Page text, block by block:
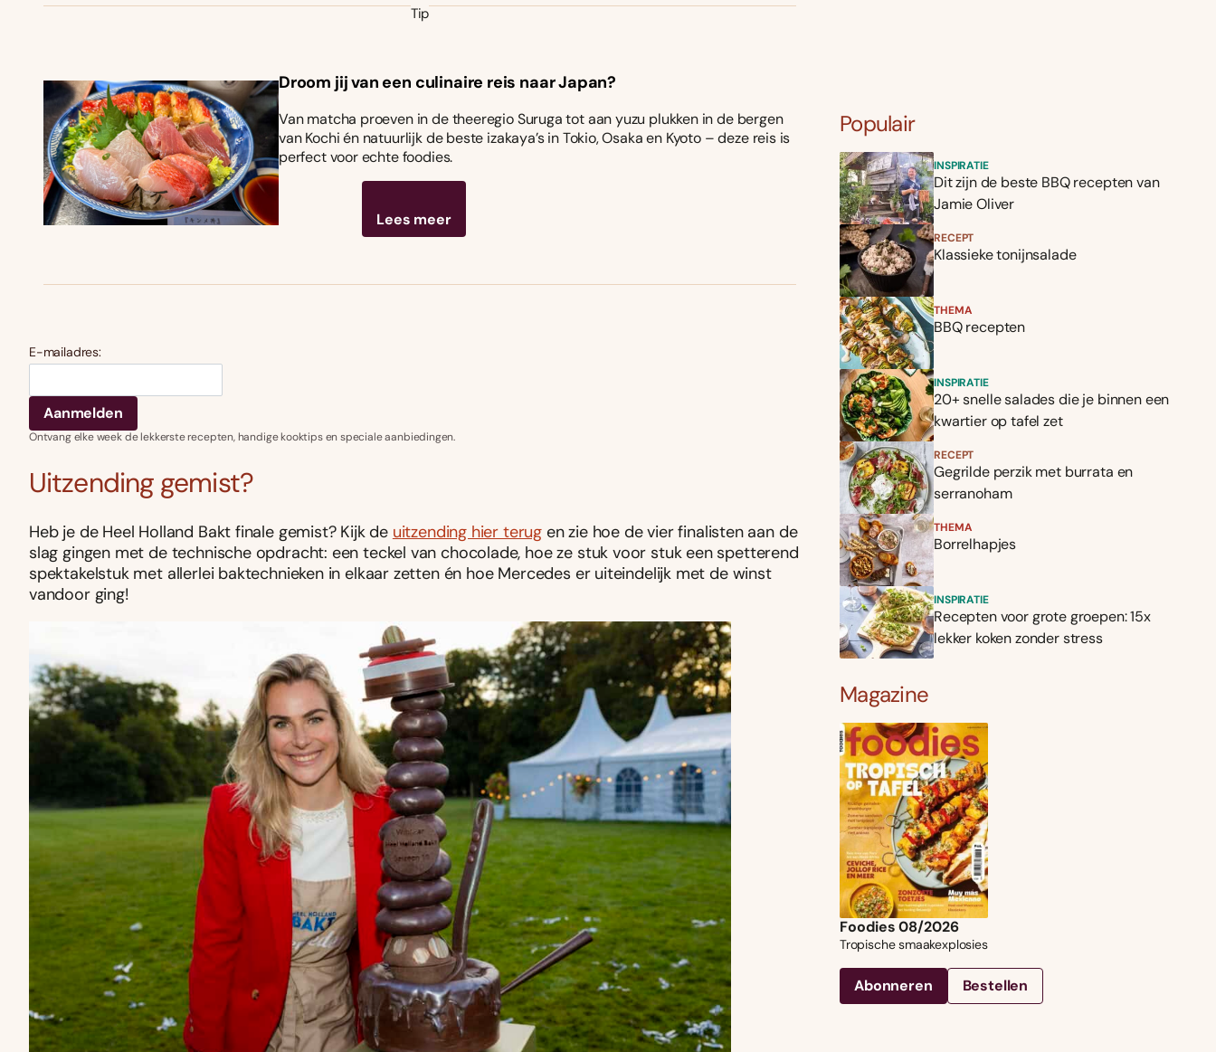
Tip
Droom jij van een culinaire reis naar Japan?
Van matcha proeven in de theeregio Suruga tot aan yuzu plukken in de bergen
van Kochi én natuurlijk de beste izakaya’s in Tokio, Osaka en Kyoto – deze reis is
perfect voor echte foodies.
Lees meer
E-mailadres:
Ontvang elke week de lekkerste recepten, handige kooktips en speciale aanbiedingen.
Uitzending gemist?
Heb je de Heel Holland Bakt finale gemist? Kijk de uitzending hier terug en zie hoe de vier finalisten aan de
slag gingen met de technische opdracht: een teckel van chocolade, hoe ze stuk voor stuk een spetterend
spektakelstuk met allerlei baktechnieken in elkaar zetten én hoe Mercedes er uiteindelijk met de winst
vandoor ging!
Populair
INSPIRATIE
Dit zijn de beste BBQ recepten van
Jamie Oliver
RECEPT
Klassieke tonijnsalade
THEMA
BBQ recepten
INSPIRATIE
20+ snelle salades die je binnen een
kwartier op tafel zet
RECEPT
Gegrilde perzik met burrata en
serranoham
THEMA
Borrelhapjes
INSPIRATIE
Recepten voor grote groepen: 15x
lekker koken zonder stress
Magazine
Foodies 08/2026
Tropische smaakexplosies
Abonneren Bestellen